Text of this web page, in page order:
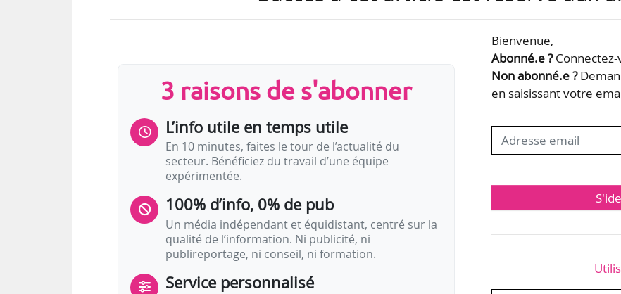
a procédé à leur signalement à la Procureure de Paris, « conformément aux
prévues par l’article 40 du code pénal », estimant qu’ils sont « potentiellement…
3 raisons de s'abonner
L’info utile en temps utile
En 10 minutes, faites le tour de l’actualité du
secteur. Bénéficiez du travail d’une équipe
expérimentée.
100% d’info, 0% de pub
Un média indépendant et équidistant, centré sur la
qualité de l’information. Ni publicité, ni
publireportage, ni conseil, ni formation.
Service personnalisé
Bienvenue,
Abonné.e ?Connectez-
Non abonné.e ?
en saisissant votre